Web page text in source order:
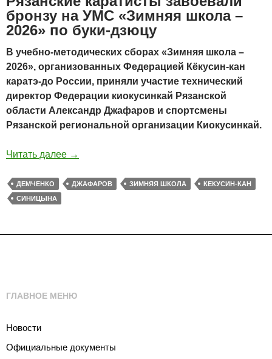
бронзу на УМС «Зимняя школа –
2026» по буки-дзюцу
В учебно-методических сборах «Зимняя школа –
2026», организованных Федерацией Кёкусин-кан
каратэ-до России, приняли участие технический
директор Федерации киокусинкай Рязанской
области Александр Джафаров и спортсмены
Рязанской региональной организации Киокусинкай.
Читать далее →
ДЕМЧЕНКО ДЖАФАРОВ ЗИМНЯЯ ШКОЛА
КЕКУСИН-КАН
СИНИЦЫНА
ГЛАВНОЕ МЕНЮ
Новости
Официальные документы